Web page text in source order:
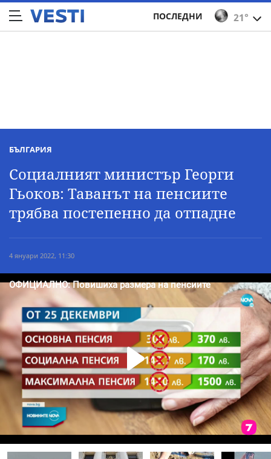
21°
ПОСЛЕДНИ
БЪЛГАРИЯ
Социалният министър Георги
Гьоков: Таванът на пенсиите
трябва постепенно да отпадне
4 януари 2022, 11:30